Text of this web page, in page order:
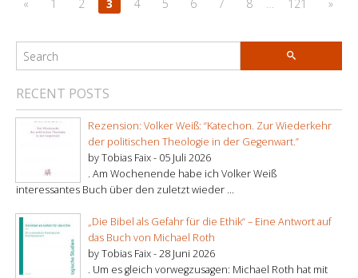
« 1 2 3 4 5 6 7 8 … 121 »
RECENT POSTS
Rezension: Volker Weiß: “Katechon. Zur Wiederkehr
der politischen Theologie in der Gegenwart.”
by Tobias Faix - 05 Juli 2026
. Am Wochenende habe ich Volker Weiß
interessantes Buch über den zuletzt wieder ...
„Die Bibel als Gefahr für die Ethik“ – Eine Antwort auf
das Buch von Michael Roth
by Tobias Faix -28 Juni 2026
. Um es gleich vorwegzusagen: Michael Roth hat mit